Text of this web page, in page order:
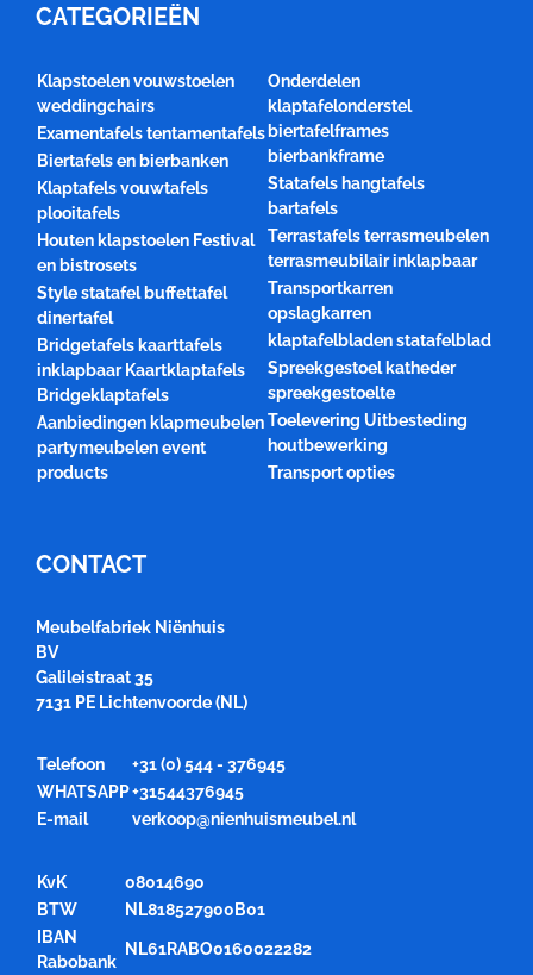
CATEGORIEËN
Klapstoelen vouwstoelen
weddingchairs
Examentafels tentamentafels
Biertafels en bierbanken
Klaptafels vouwtafels
plooitafels
Houten klapstoelen Festival
en bistrosets
Style statafel buffettafel
dinertafel
Bridgetafels kaarttafels
inklapbaar Kaartklaptafels
Bridgeklaptafels
Aanbiedingen klapmeubelen
partymeubelen event
products
Onderdelen
klaptafelonderstel
biertafelframes
bierbankframe
Statafels hangtafels
bartafels
Terrastafels terrasmeubelen
terrasmeubilair inklapbaar
Transportkarren
opslagkarren
klaptafelbladen statafelblad
Spreekgestoel katheder
spreekgestoelte
Toelevering Uitbesteding
houtbewerking
Transport opties
CONTACT
Meubelfabriek Niënhuis
BV
Galileistraat 35
7131 PE Lichtenvoorde (NL)
Telefoon
+31 (0) 544 - 376945
WHATSAPP+31544376945
E-mail
verkoop@nienhuismeubel.nl
KvK
08014690
BTW
NL818527900B01
IBAN
Rabobank
NL61RABO0160022282